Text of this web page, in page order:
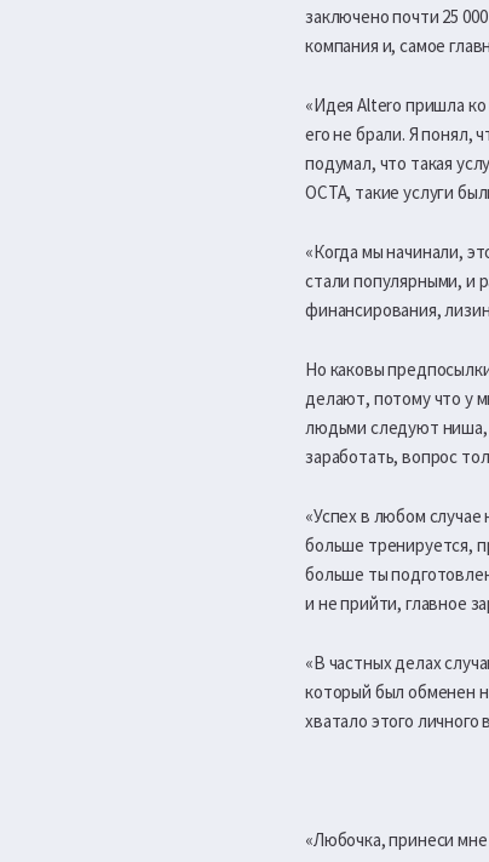
заключено почти 25
компания и, самое
«Идея Altero пришла ко
его не брали. Я понял,
подумал, что такая
ОCTA, такие услуги
«Когда мы начинали,
стали популярными, и
финансирования,
Но каковы
делают, потому что у
людьми следуют ниша,
заработать, вопрос
«Успех в любом
больше тренируется,
больше ты
и не прийти, главное
«В частных делах
который был обменен
хватало этого
«Любочка, принеси